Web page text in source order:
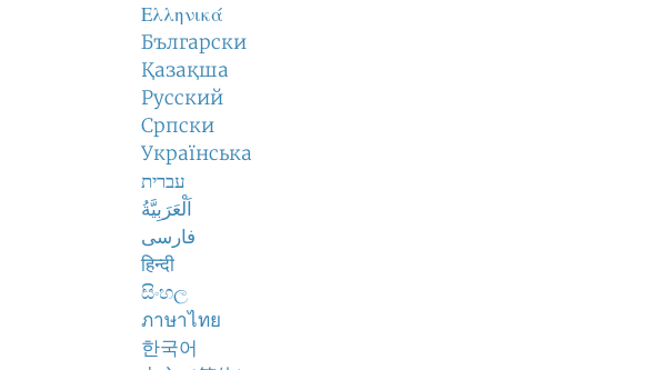
Ελληνικά
Български
Қазақша
Русский
Српски
Українська
עברית
اَلْعَرَبِيَّةُ
فارسی
हिन्दी
සිංහල
ภาษาไทย
한국어